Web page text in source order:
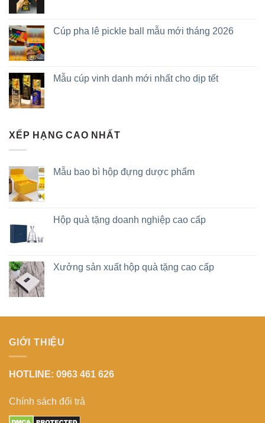
Cúp pha lê pickle ball mẫu mới tháng 2026
Mẫu cúp vinh danh mới nhất cho dịp tết
XẾP HẠNG CAO NHẤT
Mẫu bao bì hộp đựng dược phẩm
Hộp quà tặng doanh nghiệp cao cấp
Xưởng sản xuất hộp quà tặng cao cấp
GIỚI THIỆU
HOTLINE: 0963 461 626
Chính sách đổi trả